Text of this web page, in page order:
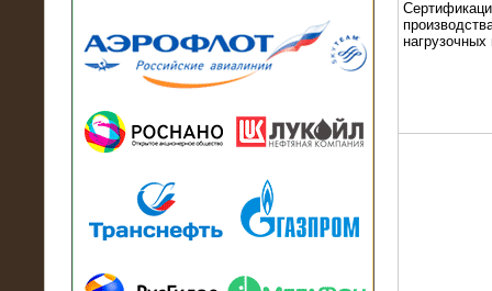
13.07.2018
модуль в контейнере 2700 кВА на
Балтийский завод